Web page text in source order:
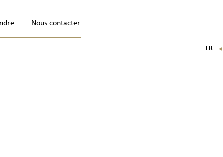
Nous contacter
FR ▼